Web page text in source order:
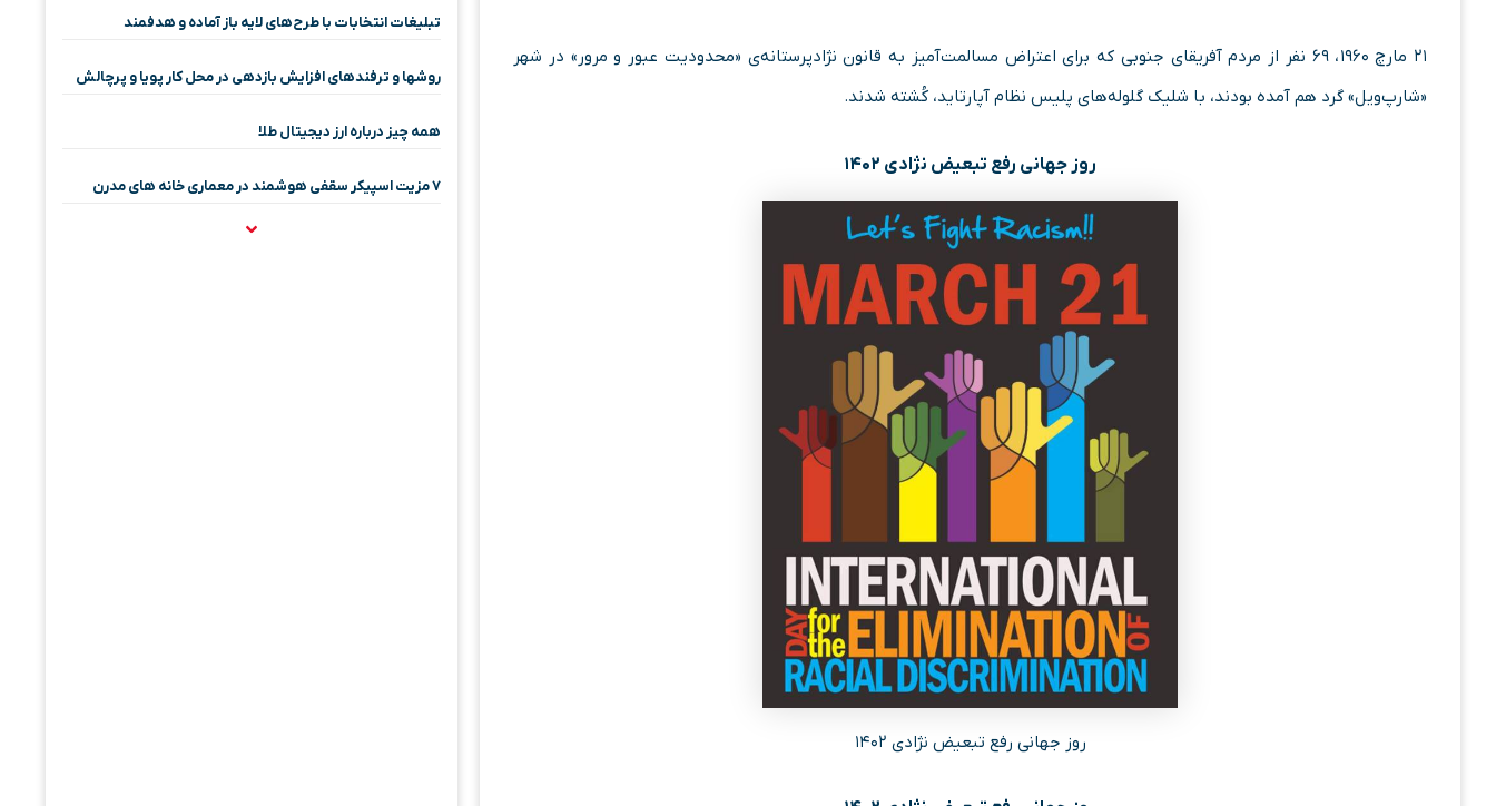
۲۱ مارچ ۱۹۶۰، ۶۹ نفر از مردم آفریقای جنوبی که برای اعتراض مسالمت‌آمیز به قانون نژادپرستانه‌ی «محدودیت عبور و مرور» در شهر
«شارپ‌ویل» گرد هم آمده بودند، با شلیک گلوله‌های پلیس نظام آپارتاید، کُشته شدند.
روز جهانی رفع تبعیض نژادی ۱۴۰۲
روز جهانی رفع تبعیض نژادی ۱۴۰۲
تبلیغات انتخابات با طرح‌های لایه باز آماده و هدفمند
روشها و ترفندهای افزایش بازدهی در محل کار پویا و پرچالش
همه چیز درباره ارز دیجیتال طلا
۷ مزیت اسپیکر سقفی هوشمند در معماری خانه‌ های مدرن